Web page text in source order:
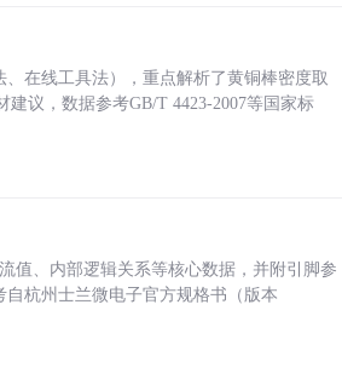
在线工具法），重点解析了黄铜棒密度取
议，数据参考GB/T 4423-2007等国家标
值、内部逻辑关系等核心数据，并附引脚参
杭州士兰微电子官方规格书（版本